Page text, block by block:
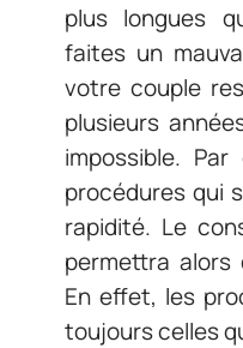
plus longues
faites un
votre couple
plusieurs
impossible.
procédures qui
rapidité. Le
permettra alors
En effet, les
toujours celles